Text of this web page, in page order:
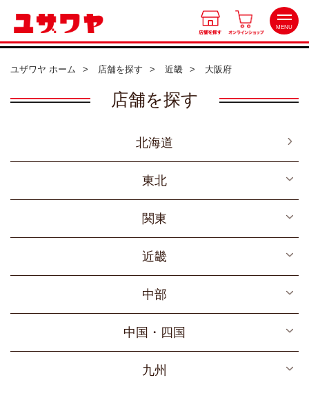
MENU
関東
中部
中国・四国
会員特典
ワークショップ
カルチャースクール
ユザワヤ ホーム 店舗を探す 近畿 大阪府
店舗を探す
北海道
東北
宮城
岩手
関東
東京
千葉
埼玉
栃木
近畿
京都
兵庫
奈良
中部
山梨
中国・四国
広島
九州